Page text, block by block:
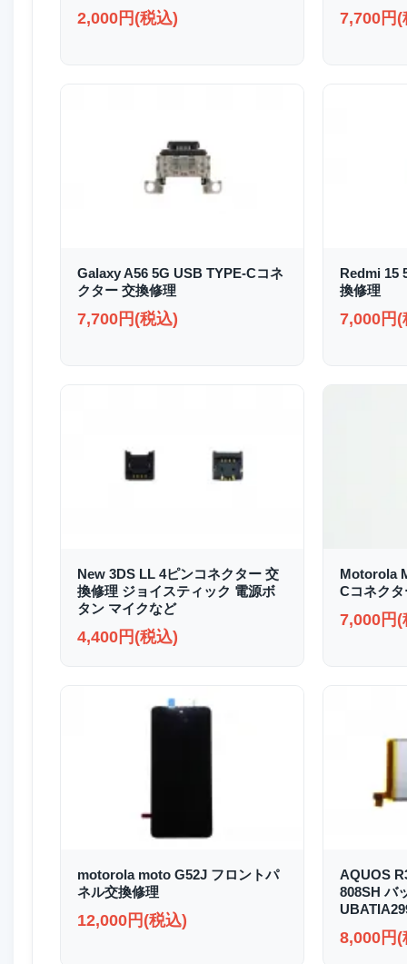
2,000円(税込) 7,700円(
Galaxy A56 5G USB TYPE-Cコネ
クター 交換修理
7,700円(税込)
Redmi 15
換修理
7,000円(
New 3DS LL 4ピンコネクター 交
換修理 ジョイスティック 電源ボ
タン マイクなど
4,400円(税込)
Motorola
Cコネク
7,000円(
motorola moto G52J フロントパ
ネル交換修理
12,000円(税込)
AQUOS
808SH バ
8,000円(